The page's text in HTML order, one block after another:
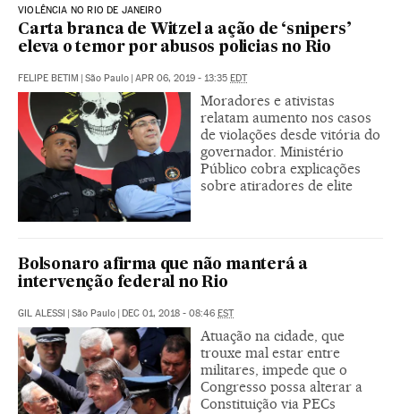
VIOLÊNCIA NO RIO DE JANEIRO
Carta branca de Witzel a ação de ‘snipers’
eleva o temor por abusos policias no Rio
FELIPE BETIM São Paulo APR 06, 2019 - 13:35 EDT
Moradores e ativistas
relatam aumento nos casos
de violações desde vitória do
governador. Ministério
Público cobra explicações
sobre atiradores de elite
Bolsonaro afirma que não manterá a
intervenção federal no Rio
GIL ALESSI | São Paulo | DEC 01, 2018 - 08:46 EST
Atuação na cidade, que
trouxe mal estar entre
militares, impede que o
Congresso possa alterar a
Constituição via PECs